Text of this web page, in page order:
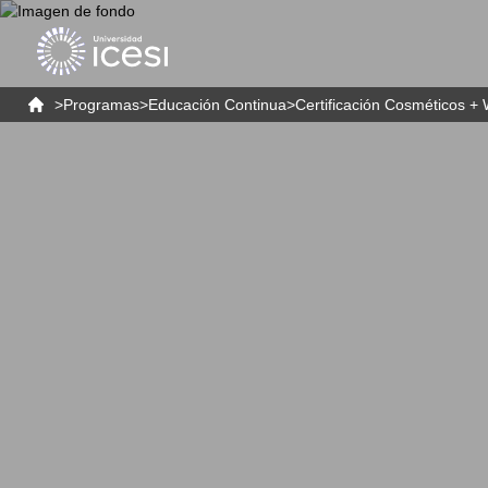
>Programas>Educación Continua>Certificación Cosméticos +